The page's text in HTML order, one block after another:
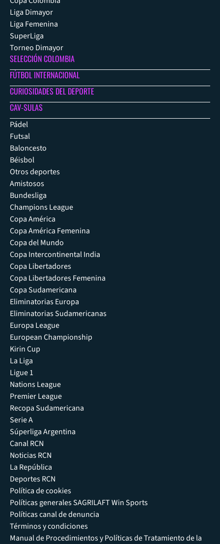
Liga Dimayor
Liga Femenina
SuperLiga
Torneo Dimayor
SELECCIÓN COLOMBIA
FÚTBOL INTERNACIONAL
CURIOSIDADES DEL DEPORTE
CAV-SULAS
Pádel
Futsal
Baloncesto
Béisbol
Otros deportes
Amistosos
Bundesliga
Champions League
Copa América
Copa América Femenina
Copa del Mundo
Copa Intercontinental India
Copa Libertadores
Copa Libertadores Femenina
Copa Sudamericana
Eliminatorias Europa
Eliminatorias Sudamericanas
Europa League
European Championship
Kirin Cup
La Liga
Ligue 1
Nations League
Premier League
Recopa Sudamericana
Serie A
Súperliga Argentina
Canal RCN
Noticias RCN
La República
Deportes RCN
Política de cookies
Políticas generales SAGRILAFT Win Sports
Políticas canal de denuncia
Términos y condiciones
Manual de Procedimientos y Políticas de Tratamiento de la